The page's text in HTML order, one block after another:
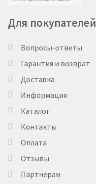
Для покупателей
Вопросы-ответы
Гарантия и возврат
Доставка
Информация
Каталог
Контакты
Оплата
Отзывы
Партнерам